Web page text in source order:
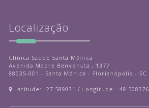
Localização
Clínica Saúde Santa Mônica
Avenida Madre Benvenuta , 1377
88035-001 - Santa Mônica - Florianópolis - SC
Latitude: -27.589031 / Longitude: -48.508376